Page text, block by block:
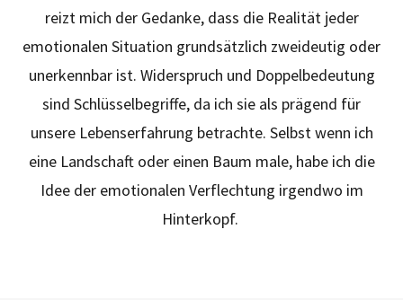
reizt mich der Gedanke, dass die Realität jeder
emotionalen Situation grundsätzlich zweideutig oder
unerkennbar ist. Widerspruch und Doppelbedeutung
sind Schlüsselbegriffe, da ich sie als prägend für
unsere Lebenserfahrung betrachte. Selbst wenn ich
eine Landschaft oder einen Baum male, habe ich die
Idee der emotionalen Verflechtung irgendwo im
Hinterkopf.